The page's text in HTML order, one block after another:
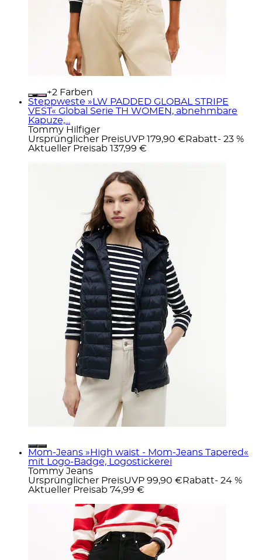
+
Farben
Steppweste »LW PADDED GLOBAL STRIPE
VEST« Global Serie TH WOMEN, abnehmbare
Kapuze,...
Tommy Hilfiger
Ursprünglicher PreisUVP 179,90 € Rabatt- 23 %
Aktueller Preisab 137,99 €
Mom-Jeans »High waist - Mom-Jeans Tapered«
mit Logo-Badge, Logostickerei
Tommy Jeans
Ursprünglicher PreisUVP 99,90 € Rabatt- 24 %
Aktueller Preisab 74,99 €